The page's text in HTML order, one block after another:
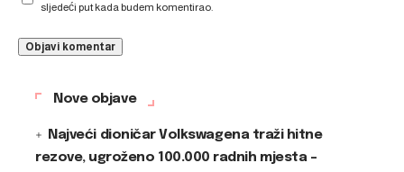
sljedeći put kada budem komentirao.
Nove objave
Najveći dioničar Volkswagena traži hitne
rezove, ugroženo 100.000 radnih mjesta –